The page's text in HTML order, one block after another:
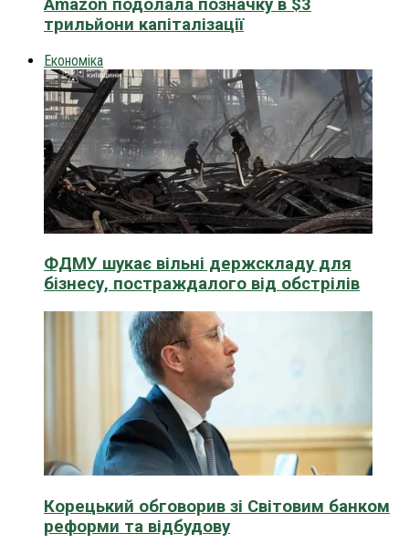
Amazon подолала позначку в $3
трильйони капіталізації
Економіка
ФДМУ шукає вільні держскладу для
бізнесу, постраждалого від обстрілів
Корецький обговорив зі Світовим банком
реформи та відбудову